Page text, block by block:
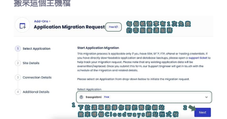
搬來這個主機檔